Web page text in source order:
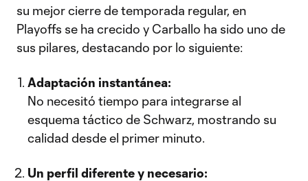
su mejor cierre de temporada regular, en
Playoffs se ha crecido y Carballo ha sido uno de
sus pilares, destacando por lo siguiente:
Adaptación instantánea:
No necesitó tiempo para integrarse al
esquema táctico de Schwarz, mostrando su
calidad desde el primer minuto.
Un perfil diferente y necesario: